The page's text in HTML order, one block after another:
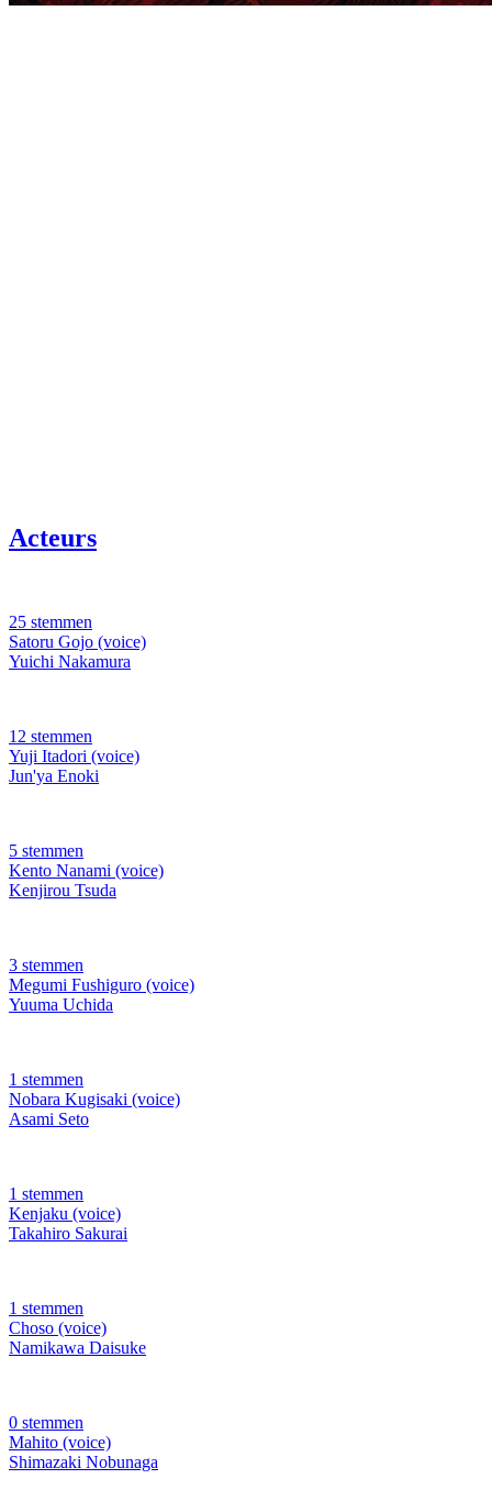
Acteurs
25 stemmen
Satoru Gojo (voice)
Yuichi Nakamura
12 stemmen
Yuji Itadori (voice)
Jun'ya Enoki
5 stemmen
Kento Nanami (voice)
Kenjirou Tsuda
3 stemmen
Megumi Fushiguro (voice)
Yuuma Uchida
1 stemmen
Nobara Kugisaki (voice)
Asami Seto
1 stemmen
Kenjaku (voice)
Takahiro Sakurai
1 stemmen
Choso (voice)
Namikawa Daisuke
0 stemmen
Mahito (voice)
Shimazaki Nobunaga